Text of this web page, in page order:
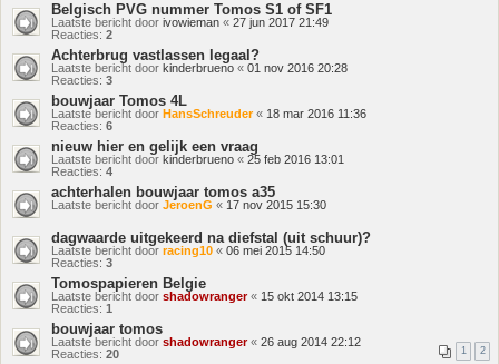
Belgisch PVG nummer Tomos S1 of SF1
Laatste bericht door ivowieman « 27 jun 2017 21:49
Reacties: 2
Achterbrug vastlassen legaal?
Laatste bericht door kinderbrueno « 01 nov 2016 20:28
Reacties: 3
bouwjaar Tomos 4L
Laatste bericht door HansSchreuder« 18 mar 2016 11:36
Reacties: 6
nieuw hier en gelijk een vraag
Laatste bericht door kinderbrueno « 25 feb 2016 13:01
Reacties: 4
achterhalen bouwjaar tomos a35
Laatste bericht door JeroenG « 17 nov 2015 15:30
dagwaarde uitgekeerd na diefstal (uit schuur)?
Laatste bericht door racing10 « 06 mei 2015 14:50
Reacties: 3
Tomospapieren Belgie
Laatste bericht door shadowranger« 15 okt 2014 13:15
Reacties: 1
bouwjaar tomos
Laatste bericht door shadowranger« 26 aug 2014 22:12
Reacties: 20 1 2